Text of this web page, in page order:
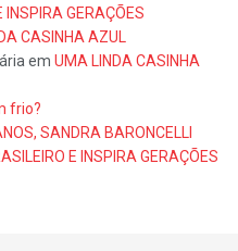
INSPIRA GERAÇÕES
CASINHA AZUL
em UMA LINDA CASINHA
frio?
SANDRA BARONCELLI
E INSPIRA GERAÇÕES